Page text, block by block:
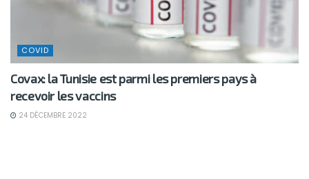
COVID
Covax: la Tunisie est parmi les premiers pays à
recevoir les vaccins
24 DÉCEMBRE 2022